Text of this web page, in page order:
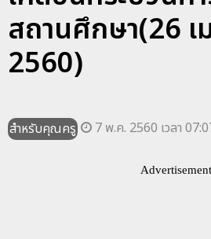
สถานศึกษา(26
2560)
สำหรับคุณครู 7 พ.ค. 2560 เวลา
Advertisement